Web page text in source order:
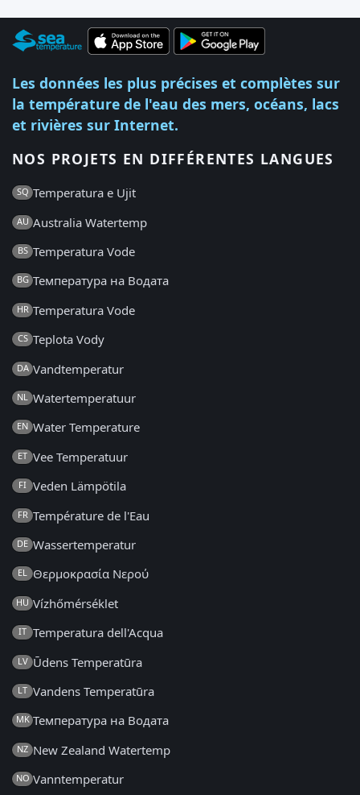
Les données les plus précises et complètes sur
la température de l'eau des mers, océans, lacs
et rivières sur Internet.
NOS PROJETS EN DIFFÉRENTES LANGUES
SQ Temperatura e Ujit
AU Australia Watertemp
BS Temperatura Vode
BG Температура на Водата
HR Temperatura Vode
CS Teplota Vody
DA Vandtemperatur
NL Watertemperatuur
EN Water Temperature
ET Vee Temperatuur
FI Veden Lämpötila
FR Température de l'Eau
DE Wassertemperatur
EL Θερμοκρασία Νερού
HU Vízhőmérséklet
IT Temperatura dell'Acqua
LV Ūdens Temperatūra
LT Vandens Temperatūra
MK Температура на Водата
NZ New Zealand Watertemp
NO Vanntemperatur